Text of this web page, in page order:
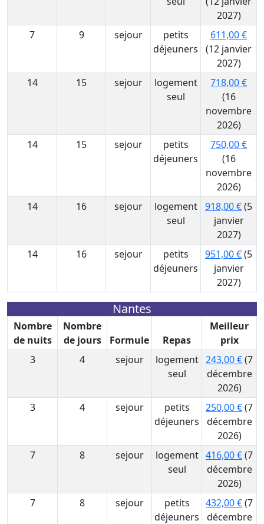
2027)
7
9 sejour
petits
déjeuners
611,00 €
(12 janvier
2027)
14
15 sejour
logement
seul
718,00 €
(16
novembre
2026)
14
15 sejour
petits
déjeuners
750,00 €
(16
novembre
2026)
14
16 sejour
logement
seul
918,00 €(5
janvier
2027)
14
16 sejour
petits
déjeuners
951,00 €(5
janvier
2027)
Nantes
Nombre
de nuits
Nombre
de jours
Formule Repas
Meilleur
prix
3
4 sejour
logement
seul
243,00 €(7
décembre
2026)
3
4 sejour
petits
déjeuners
250,00 €(7
décembre
2026)
7
8 sejour
logement
seul
416,00 €(7
décembre
2026)
7
8 sejour
petits
déjeuners
432,00 €(7
décembre